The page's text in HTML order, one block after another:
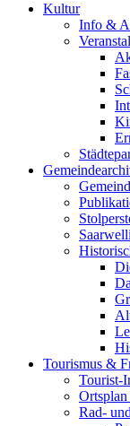
Kultur
Info &
Tourismus &
Tourist-
Rad-